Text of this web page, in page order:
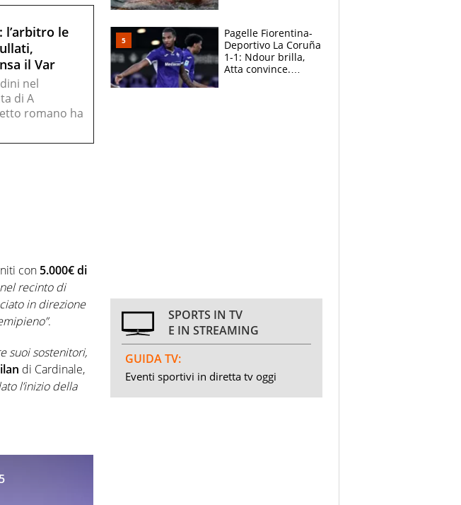
l’arbitro le
il Var
nel
di A
romano ha
con 5.000€ di
recinto di
in direzione
.
suoi sostenitori,
di Cardinale,
l’inizio della
adesso
Pagelle Fiorentina-
Deportivo La Coruña
1-1: Ndour brilla,
Atta convince.
SPORTS IN TV
E IN STREAMING
GUIDA TV:
Eventi sportivi in diretta tv oggi